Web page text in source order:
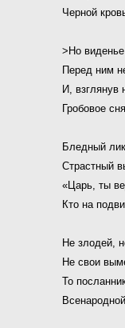
Черной
>Но
Перед ним
И, взглянув
Гробовое
Бледный
Страстный
«Царь, ты
Кто на
Не злодей,
Не свои
То